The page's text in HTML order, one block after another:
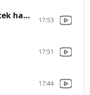
stessa direzione (ale tek harddance extended remix) 17:53
17:51
17:44